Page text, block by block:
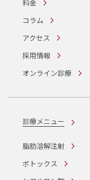
料金
コラム
アクセス
採用情報
オンライン診療
診療メニュー
脂肪溶解注射
ボトックス